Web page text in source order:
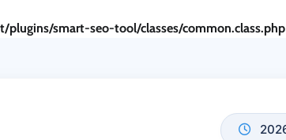
smart-seo-tool/classes/common.class.php